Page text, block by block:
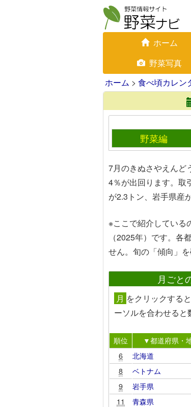
ホーム
野菜写真
ホーム > 食べ頃カレン
野菜編
7月のきぬさやえんど
4％が出回ります。取
が2.3トン、岩手県産
※ここで紹介している
（2025年）です。各
せん。旬の「傾向」
月ごと
月 をクリックする
ーソルを合わせると
順位 ▼都道府県・
6
北海道
8
ベトナム
9
岩手県
11
青森県